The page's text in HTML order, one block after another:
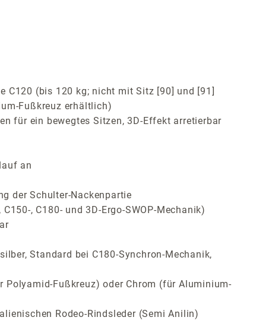
C120 (bis 120 kg; nicht mit Sitz [90] und [91]
Fußkreuz erhältlich)
für ein bewegtes Sitzen, 3D-Effekt arretierbar
an
der Schulter-Nackenpartie
, C180- und 3D-Ergo-SWOP-Mechanik)
Standard bei C180-Synchron-Mechanik,
Fußkreuz) oder Chrom (für Aluminium-
Rodeo-Rindsleder (Semi Anilin)